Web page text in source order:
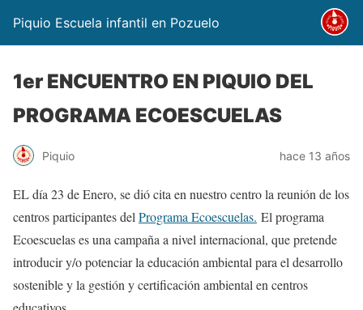
Piquio Escuela infantil en Pozuelo
1er ENCUENTRO EN PIQUIO DEL
PROGRAMA ECOESCUELAS
Piquio hace 13 años
EL día 23 de Enero, se dió cita en nuestro centro la reunión de los
centros participantes del Programa Ecoescuelas. El programa
Ecoescuelas es una campaña a nivel internacional, que pretende
introducir y/o potenciar la educación ambiental para el desarrollo
sostenible y la gestión y certificación ambiental en centros